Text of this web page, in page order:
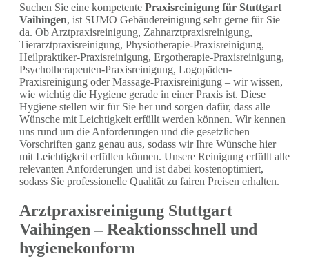
Suchen Sie eine kompetente Praxisreinigung für Stuttgart
Vaihingen, ist SUMO Gebäudereinigung sehr gerne für Sie
da. Ob Arztpraxisreinigung, Zahnarztpraxisreinigung,
Tierarztpraxisreinigung, Physiotherapie-Praxisreinigung,
Heilpraktiker-Praxisreinigung, Ergotherapie-Praxisreinigung,
Psychotherapeuten-Praxisreinigung, Logopäden-
Praxisreinigung oder Massage-Praxisreinigung – wir wissen,
wie wichtig die Hygiene gerade in einer Praxis ist. Diese
Hygiene stellen wir für Sie her und sorgen dafür, dass alle
Wünsche mit Leichtigkeit erfüllt werden können. Wir kennen
uns rund um die Anforderungen und die gesetzlichen
Vorschriften ganz genau aus, sodass wir Ihre Wünsche hier
mit Leichtigkeit erfüllen können. Unsere Reinigung erfüllt alle
relevanten Anforderungen und ist dabei kostenoptimiert,
sodass Sie professionelle Qualität zu fairen Preisen erhalten.
Arztpraxisreinigung Stuttgart
Vaihingen – Reaktionsschnell und
hygienekonform